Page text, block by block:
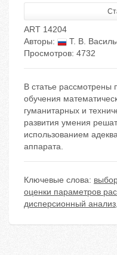
ART 14204
Авторы:
Т. В.
Просмотров: 4732
В статье рассмотрены
обучения
гуманитарных и
развития умения
использованием
аппарата.
Ключевые слова:
оценки параметров
дисперсионный анализ,